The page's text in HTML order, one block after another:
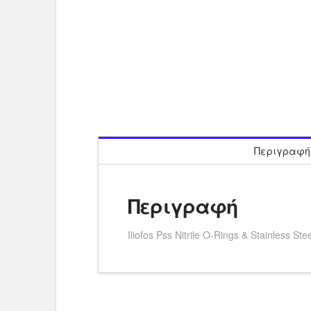
Περιγραφή
Περιγραφή
Iliofos Pss Nitrile O-Rings & Stainless